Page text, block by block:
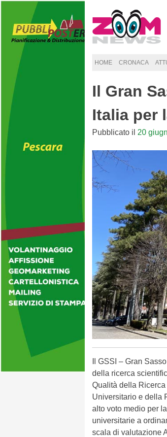
to
content
HOME CRONACA
Il Gran
Italia per
Pubblicato il 20
Il GSSI – Gran
della ricerca
Qualità della
Universitario e della
alto voto medio per
universitarie a
scala di valutazione